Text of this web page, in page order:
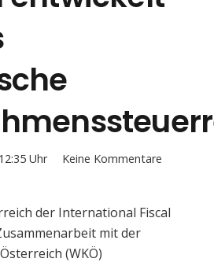
Uhr Keine Kommentare
der International Fiscal
mit der
(WKÖ)